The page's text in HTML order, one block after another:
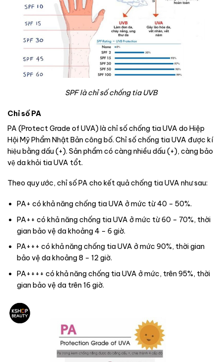
SPF là chỉ số chống tia UVB
Chỉ số PA
PA (Protect Grade of UVA) là chỉ số chống tia UVA do Hiệp
Hội Mỹ Phẩm Nhật Bản công bố. Chỉ số chống tia UVA được kí
hiệu bằng dấu (+). Sản phẩm có càng nhiều dấu (+), càng bảo
vệ da khỏi tia UVA tổt.
Theo quy ước, chỉ số PA cho kết quả chống tia UVA như sau:
PA+ có khả năng chống tia UVA ở mức từ 40 – 50%.
PA++ có khả năng chống tia UVA ở mức từ 60 – 70%, thời
gian bảo vệ da khoảng 4 – 6 giờ.
PA+++ có khả năng chống tia UVA ở mức 90%, thời gian
bảo vệ da khoảng 8 – 12 giờ.
PA++++ có khả năng chống tia UVA ở mức, trên 95%, thời
gian bảo vệ da trên 16 giờ.